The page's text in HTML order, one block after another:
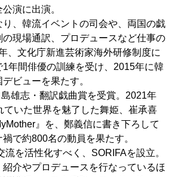
演に出演。
り、韓流イベントの司会や、両国の戯
現場通訳、プロデュースなど仕事の
、文化庁新進芸術家海外研修制度に
年間俳優の訓練を受け、2015年に韓
ビューを果たす。
雄志・翻訳戯曲賞を受賞。2021年
ていた世界を魅了した舞姫、崔承喜
』を、鄭義信に書き下ろして
で約800名の動員を果たす。
流を活性化すべく、SORIFAを設立。
介やプロデュースを行なっているほ